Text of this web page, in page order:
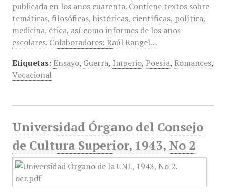
publicada en los años cuarenta. Contiene textos sobre
temáticas, filosóficas, históricas, científicas, política,
medicina, ética, así como informes de los años
escolares. Colaboradores: Raúl Rangel…
Etiquetas: Ensayo, Guerra, Imperio, Poesía, Romances,
Vocacional
Universidad Órgano del Consejo
de Cultura Superior, 1943, No 2